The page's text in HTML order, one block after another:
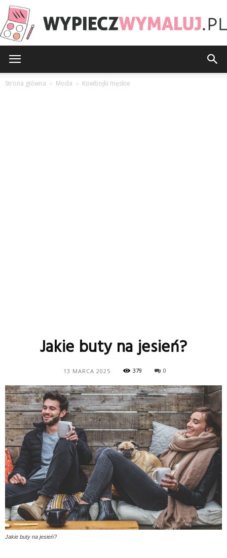
Strona główna Moda Kowbojki męskie
Jakie buty na jesień?
13 MARCA 2025 379 0
Jakie buty na jesień?